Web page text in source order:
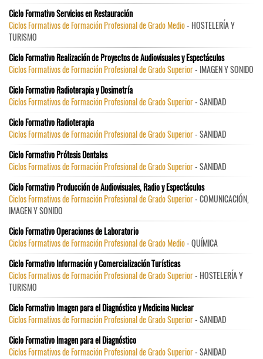
Ciclo Formativo Servicios en Restauración
Ciclos Formativos de Formación Profesional de Grado Medio- HOSTELERÍA Y
TURISMO
Ciclo Formativo Realización de Proyectos de Audiovisuales y Espectáculos
Ciclos Formativos de Formación Profesional de Grado Superior- IMAGEN Y SONIDO
Ciclo Formativo Radioterapia y Dosimetría
Ciclos Formativos de Formación Profesional de Grado Superior- SANIDAD
Ciclo Formativo Radioterapia
Ciclos Formativos de Formación Profesional de Grado Superior- SANIDAD
Ciclo Formativo Prótesis Dentales
Ciclos Formativos de Formación Profesional de Grado Superior- SANIDAD
Ciclo Formativo Producción de Audiovisuales, Radio y Espectáculos
Ciclos Formativos de Formación Profesional de Grado Superior- COMUNICACIÓN,
IMAGEN Y SONIDO
Ciclo Formativo Operaciones de Laboratorio
Ciclos Formativos de Formación Profesional de Grado Medio- QUÍMICA
Ciclo Formativo Información y Comercialización Turísticas
Ciclos Formativos de Formación Profesional de Grado Superior- HOSTELERÍA Y
TURISMO
Ciclo Formativo Imagen para el Diagnóstico y Medicina Nuclear
Ciclos Formativos de Formación Profesional de Grado Superior- SANIDAD
Ciclo Formativo Imagen para el Diagnóstico
Ciclos Formativos de Formación Profesional de Grado Superior- SANIDAD